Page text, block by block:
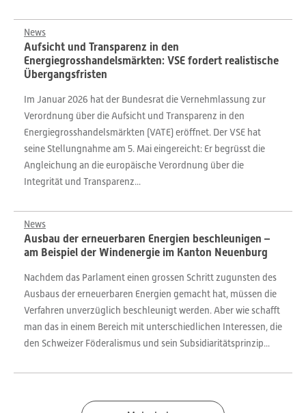
News
Aufsicht und Transparenz in den
Energiegrosshandelsmärkten: VSE fordert realistische
Übergangsfristen
Im Januar 2026 hat der Bundesrat die Vernehmlassung zur
Verordnung über die Aufsicht und Transparenz in den
Energiegrosshandelsmärkten (VATE) eröffnet. Der VSE hat
seine Stellungnahme am 5. Mai eingereicht: Er begrüsst die
Angleichung an die europäische Verordnung über die
Integrität und Transparenz...
News
Ausbau der erneuerbaren Energien beschleunigen –
am Beispiel der Windenergie im Kanton Neuenburg
Nachdem das Parlament einen grossen Schritt zugunsten des
Ausbaus der erneuerbaren Energien gemacht hat, müssen die
Verfahren unverzüglich beschleunigt werden. Aber wie schafft
man das in einem Bereich mit unterschiedlichen Interessen, die
den Schweizer Föderalismus und sein Subsidiaritätsprinzip...